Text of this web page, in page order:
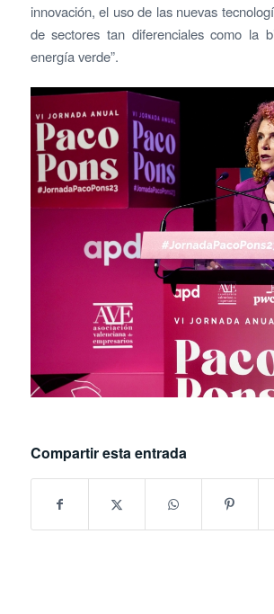
innovación, el uso de las nuevas
de sectores tan diferenciales como la
energía verde”.
Compartir esta entrada